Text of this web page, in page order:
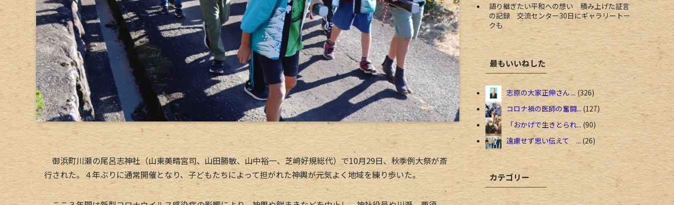
御浜町川瀬の尾呂志神社（山東美晴宮司、山田勝敏、山中裕一、芝﨑好規総代）で10月29日、秋季例大祭が斎
行された。４年ぶりに通常開催となり、子どもたちによって担がれた神輿が元気よく地域を練り歩いた。
語り継ぎたい平和への想い 積み上げた証言
の記録 交流センター30日にギャラリートー
クも
最もいいねした
志原の大家正伸さん ... 326
コロナ禍の医師の奮闘... 127
「おかげで生きとられ... 90
遠慮せず思い伝えて ... 26
カテゴリー